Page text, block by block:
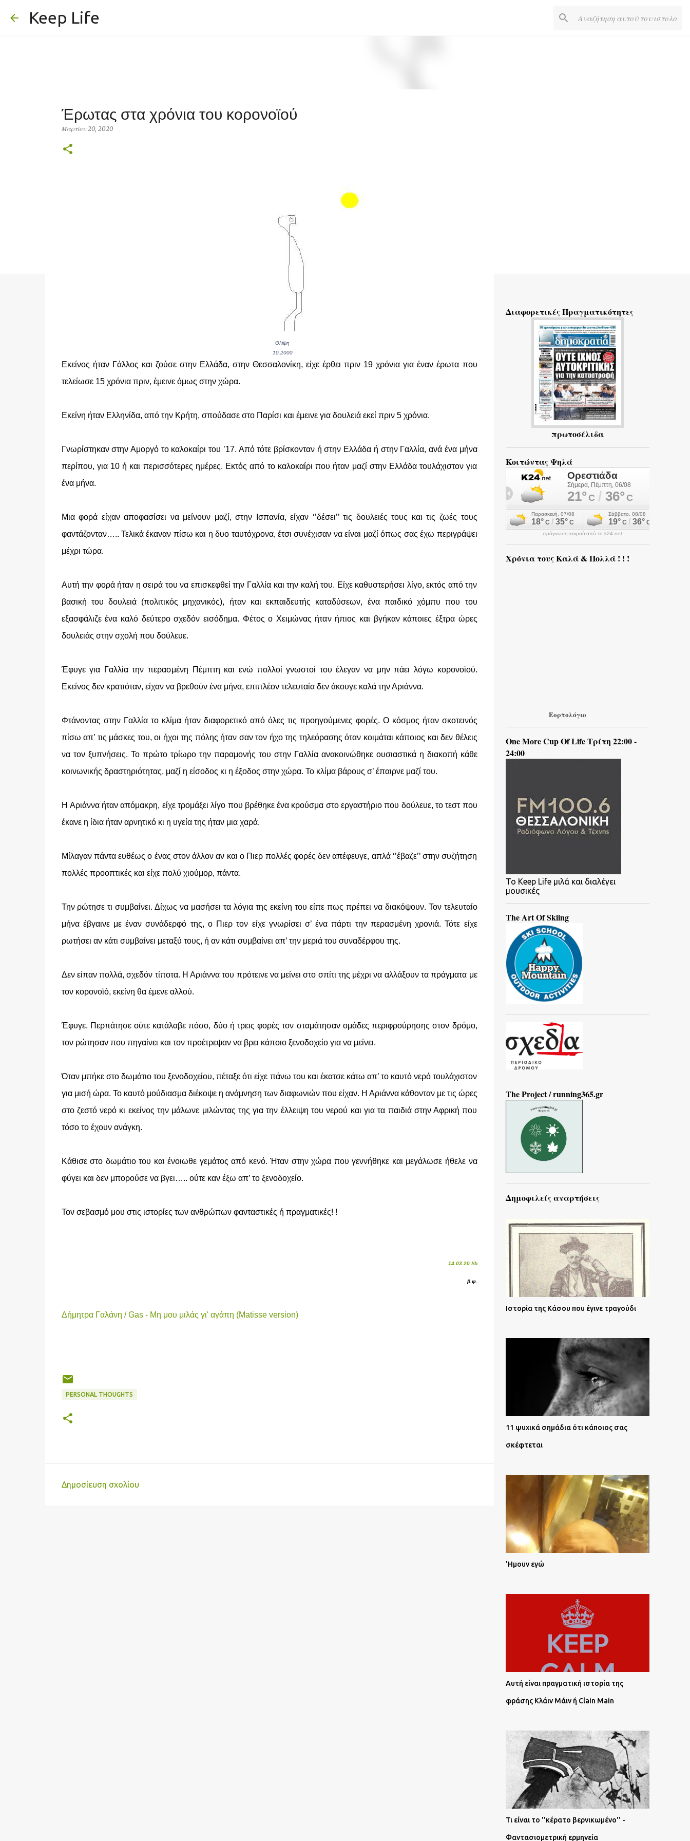
Keep Life
Έρωτας στα χρόνια του κορονοϊού
Μαρτίου 20, 2020
Θλίψη
10.2000
Εκείνος ήταν Γάλλος και ζούσε στην Ελλάδα, στην Θεσσαλονίκη, είχε έρθει πριν 19 χρόνια για έναν έρωτα που
τελείωσε 15 χρόνια πριν, έμεινε όμως στην χώρα.
Εκείνη ήταν Ελληνίδα, από την Κρήτη, σπούδασε στο Παρίσι και έμεινε για δουλειά εκεί πριν 5 χρόνια.
Γνωρίστηκαν στην Αμοργό το καλοκαίρι του ’17. Από τότε βρίσκονταν ή στην Ελλάδα ή στην Γαλλία, ανά ένα μήνα
περίπου, για 10 ή και περισσότερες ημέρες. Εκτός από το καλοκαίρι που ήταν μαζί στην Ελλάδα τουλάχιστον για
ένα μήνα.
Μια φορά είχαν αποφασίσει να μείνουν μαζί, στην Ισπανία, είχαν ‘’δέσει’’ τις δουλειές τους και τις ζωές τους
φαντάζονταν….. Τελικά έκαναν πίσω και η δυο ταυτόχρονα, έτσι συνέχισαν να είναι μαζί όπως σας έχω περιγράψει
μέχρι τώρα.
Αυτή την φορά ήταν η σειρά του να επισκεφθεί την Γαλλία και την καλή του. Είχε καθυστερήσει λίγο, εκτός από την
βασική του δουλειά (πολιτικός μηχανικός), ήταν και εκπαιδευτής καταδύσεων, ένα παιδικό χόμπυ που του
εξασφάλιζε ένα καλό δεύτερο σχεδόν εισόδημα. Φέτος ο Χειμώνας ήταν ήπιος και βγήκαν κάποιες έξτρα ώρες
δουλειάς στην σχολή που δούλευε.
Έφυγε για Γαλλία την περασμένη Πέμπτη και ενώ πολλοί γνωστοί του έλεγαν να μην πάει λόγω κορονοϊού.
Εκείνος δεν κρατιόταν, είχαν να βρεθούν ένα μήνα, επιπλέον τελευταία δεν άκουγε καλά την Αριάννα.
Φτάνοντας στην Γαλλία το κλίμα ήταν διαφορετικό από όλες τις προηγούμενες φορές. Ο κόσμος ήταν σκοτεινός
πίσω απ’ τις μάσκες του, οι ήχοι της πόλης ήταν σαν τον ήχο της τηλεόρασης όταν κοιμάται κάποιος και δεν θέλεις
να τον ξυπνήσεις. Το πρώτο τρίωρο την παραμονής του στην Γαλλία ανακοινώθηκε ουσιαστικά η διακοπή κάθε
κοινωνικής δραστηριότητας, μαζί η είσοδος κι η έξοδος στην χώρα. Το κλίμα βάρους σ’ έπαιρνε μαζί του.
H Αριάννα ήταν απόμακρη, είχε τρομάξει λίγο που βρέθηκε ένα κρούσμα στο εργαστήριο που δούλευε, το τεστ που
έκανε η ίδια ήταν αρνητικό κι η υγεία της ήταν μια χαρά.
Μίλαγαν πάντα ευθέως ο ένας στον άλλον αν και ο Πιερ πολλές φορές δεν απέφευγε, απλά ‘’έβαζε’’ στην συζήτηση
πολλές προοπτικές και είχε πολύ χιούμορ, πάντα.
Την ρώτησε τι συμβαίνει. Δίχως να μασήσει τα λόγια της εκείνη του είπε πως πρέπει να διακόψουν. Τον τελευταίο
μήνα έβγαινε με έναν συνάδερφό της, ο Πιερ τον είχε γνωρίσει σ’ ένα πάρτι την περασμένη χρονιά. Τότε είχε
ρωτήσει αν κάτι συμβαίνει μεταξύ τους, ή αν κάτι συμβαίνει απ’ την μεριά του συναδέρφου της.
Δεν είπαν πολλά, σχεδόν τίποτα. Η Αριάννα του πρότεινε να μείνει στο σπίτι της μέχρι να αλλάξουν τα πράγματα με
τον κορονοϊό, εκείνη θα έμενε αλλού.
Έφυγε. Περπάτησε ούτε κατάλαβε πόσο, δύο ή τρεις φορές τον σταμάτησαν ομάδες περιφρούρησης στον δρόμο,
τον ρώτησαν που πηγαίνει και τον προέτρεψαν να βρει κάποιο ξενοδοχείο για να μείνει.
Όταν μπήκε στο δωμάτιο του ξενοδοχείου, πέταξε ότι είχε πάνω του και έκατσε κάτω απ’ το καυτό νερό τουλάχιστον
για μισή ώρα. Το καυτό μούδιασμα διέκοψε η ανάμνηση των διαφωνιών που είχαν. Η Αριάννα κάθονταν με τις ώρες
στο ζεστό νερό κι εκείνος την μάλωνε μιλώντας της για την έλλειψη του νερού και για τα παιδιά στην Αφρική που
τόσο το έχουν ανάγκη.
Κάθισε στο δωμάτιο του και ένοιωθε γεμάτος από κενό. Ήταν στην χώρα που γεννήθηκε και μεγάλωσε ήθελε να
φύγει και δεν μπορούσε να βγει….. ούτε καν έξω απ’ το ξενοδοχείο.
Τον σεβασμό μου στις ιστορίες των ανθρώπων φανταστικές ή πραγματικές! !
14.03.20 f/b
β.ψ.
Δήμητρα Γαλάνη / Gas - Μη μου μιλάς γι' αγάπη (Matisse version)
PERSONAL THOUGHTS
Δημοσίευση σχολίου
Διαφορετικές Πραγματικότητες
πρωτοσέλιδα
Κοιτώντας Ψηλά
πρόγνωση καιρού από το k24.net
Χρόνια τους Καλά & Πολλά ! ! !
Εορτολόγιο
One More Cup Of Life Τρίτη 22:00 -
24:00
To Keep Life μιλά και διαλέγει
μουσικές
The Art Of Skiing
The Project / running365.gr
Δημοφιλείς αναρτήσεις
Ιστορία της Κάσου που έγινε τραγούδι
11 ψυχικά σημάδια ότι κάποιος σας
σκέφτεται
'Ημουν εγώ
Αυτή είναι πραγματική ιστορία της
φράσης Κλάιν Μάιν ή Clain Main
Τι είναι το ''κέρατο βερνικωμένο'' -
Φαντασιομετρική ερμηνεία